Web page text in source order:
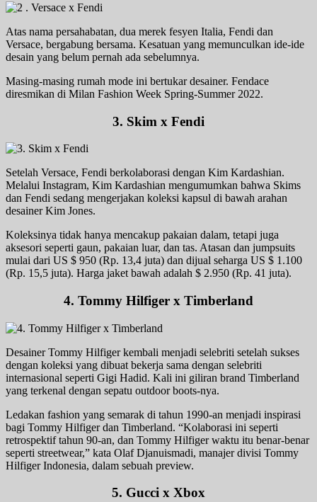
Atas nama persahabatan, dua merek fesyen Italia, Fendi dan
Versace, bergabung bersama. Kesatuan yang memunculkan ide-ide
desain yang belum pernah ada sebelumnya.
Masing-masing rumah mode ini bertukar desainer. Fendace
diresmikan di Milan Fashion Week Spring-Summer 2022.
3. Skim x Fendi
Setelah Versace, Fendi berkolaborasi dengan Kim Kardashian.
Melalui Instagram, Kim Kardashian mengumumkan bahwa Skims
dan Fendi sedang mengerjakan koleksi kapsul di bawah arahan
desainer Kim Jones.
Koleksinya tidak hanya mencakup pakaian dalam, tetapi juga
aksesori seperti gaun, pakaian luar, dan tas. Atasan dan jumpsuits
mulai dari US $ 950 (Rp. 13,4 juta) dan dijual seharga US $ 1.100
(Rp. 15,5 juta). Harga jaket bawah adalah $ 2.950 (Rp. 41 juta).
4. Tommy Hilfiger x Timberland
Desainer Tommy Hilfiger kembali menjadi selebriti setelah sukses
dengan koleksi yang dibuat bekerja sama dengan selebriti
internasional seperti Gigi Hadid. Kali ini giliran brand Timberland
yang terkenal dengan sepatu outdoor boots-nya.
Ledakan fashion yang semarak di tahun 1990-an menjadi inspirasi
bagi Tommy Hilfiger dan Timberland. “Kolaborasi ini seperti
retrospektif tahun 90-an, dan Tommy Hilfiger waktu itu benar-benar
seperti streetwear,” kata Olaf Djanuismadi, manajer divisi Tommy
Hilfiger Indonesia, dalam sebuah preview.
5. Gucci x Xbox